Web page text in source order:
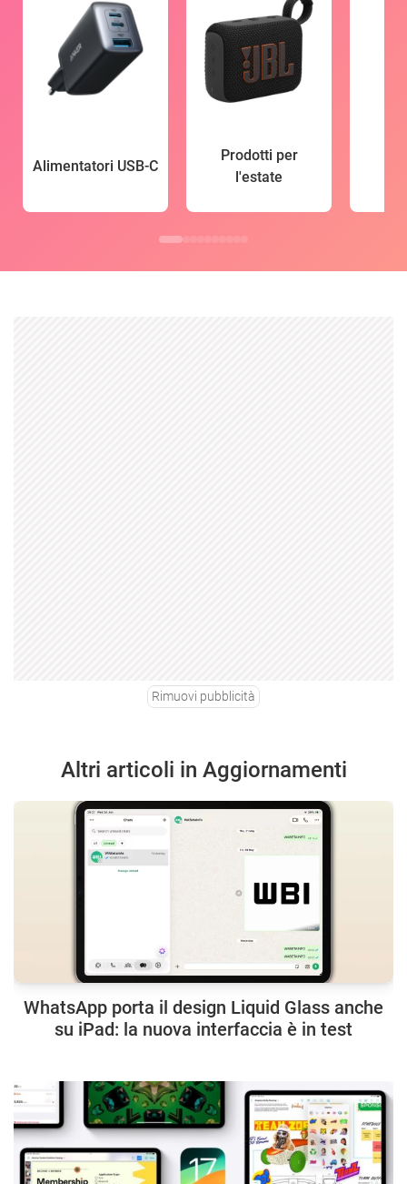
Alimentatori USB-C
Prodotti per
l'estate
Rimuovi pubblicità
Altri articoli in Aggiornamenti
WhatsApp porta il design Liquid Glass anche
su iPad: la nuova interfaccia è in test